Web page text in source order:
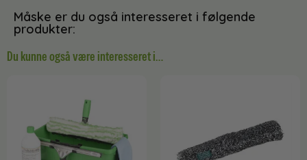
Måske er du også interesseret i følgende
produkter:
Du kunne også være interesseret i…